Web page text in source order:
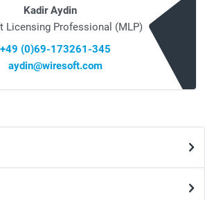
Kadir Aydin
Licensing Professional (MLP)
+49 (0)69-173261-345
aydin@wiresoft.com